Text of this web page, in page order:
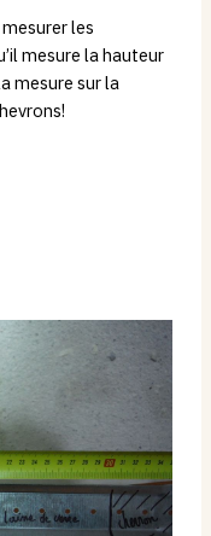
les
mesure la hauteur
mesure sur la